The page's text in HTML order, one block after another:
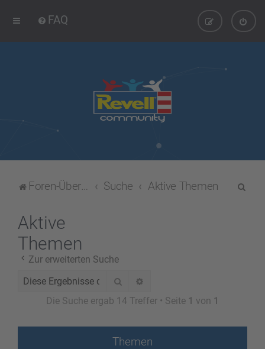
FAQ
Foren-Übersicht Suche Aktive Themen
Aktive
Themen
Zur erweiterten Suche
Suche
Die Suche ergab 14 Treffer • Seite 1 von 1
Themen